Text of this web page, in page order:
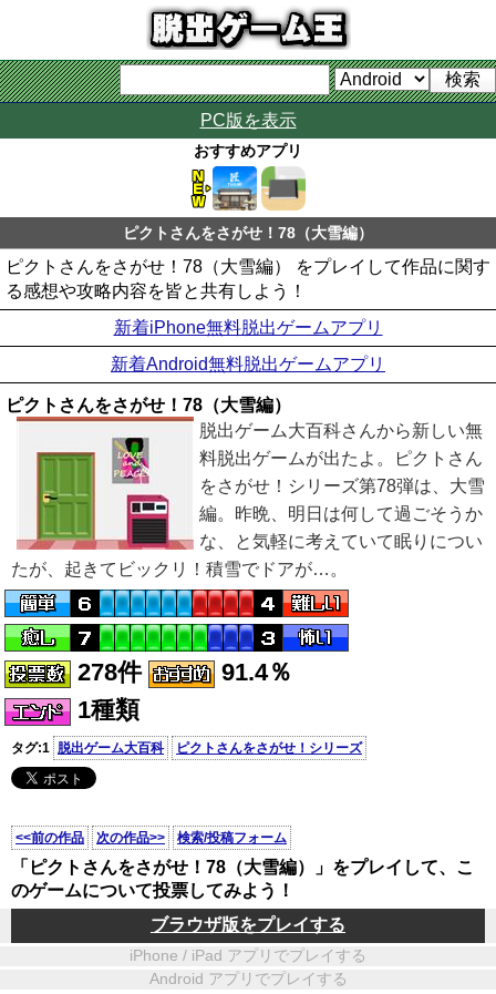
PC版を表示
おすすめアプリ
ピクトさんをさがせ！78（大雪編）
ピクトさんをさがせ！78（大雪編） をプレイして作品に関す
る感想や攻略内容を皆と共有しよう！
新着iPhone無料脱出ゲームアプリ
新着Android無料脱出ゲームアプリ
ピクトさんをさがせ！78（大雪編）
脱出ゲーム大百科さんから新しい無
料脱出ゲームが出たよ。ピクトさん
をさがせ！シリーズ第78弾は、大雪
編。昨晩、明日は何して過ごそうか
な、と気軽に考えていて眠りについ
たが、起きてビックリ！積雪でドアが…。
278件
91.4％
1種類
タグ:1 脱出ゲーム大百科 ピクトさんをさがせ！シリーズ
<<前の作品 次の作品>> 検索/投稿フォーム
「ピクトさんをさがせ！78（大雪編）」をプレイして、こ
のゲームについて投票してみよう！
ブラウザ版をプレイする
iPhone / iPad アプリでプレイする
Android アプリでプレイする